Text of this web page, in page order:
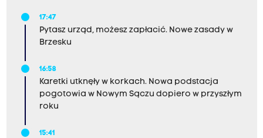
17:47
Pytasz urząd, możesz zapłacić. Nowe zasady w
Brzesku
16:58
Karetki utknęły w korkach. Nowa podstacja
pogotowia w Nowym Sączu dopiero w przyszłym
roku
15:41